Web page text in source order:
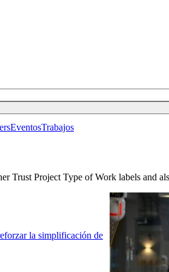
EventosTrabajos
Trust Project Type of Work labels and
la simplificación de